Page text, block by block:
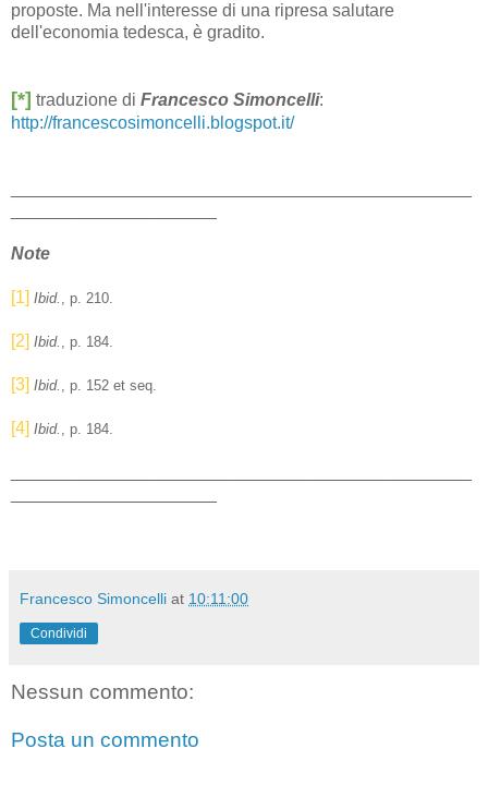
proposte. Ma nell'interesse di una ripresa salutare
dell'economia tedesca, è gradito.
[*] traduzione di Francesco Simoncelli:
http://francescosimoncelli.blogspot.it/
Note
[1] Ibid. , p. 210.
[2] Ibid. , p. 184.
[3] Ibid. , p. 152 et seq.
[4] Ibid. , p. 184.
Francesco Simoncelli at 10:11:00
Condividi
Nessun commento:
Posta un commento